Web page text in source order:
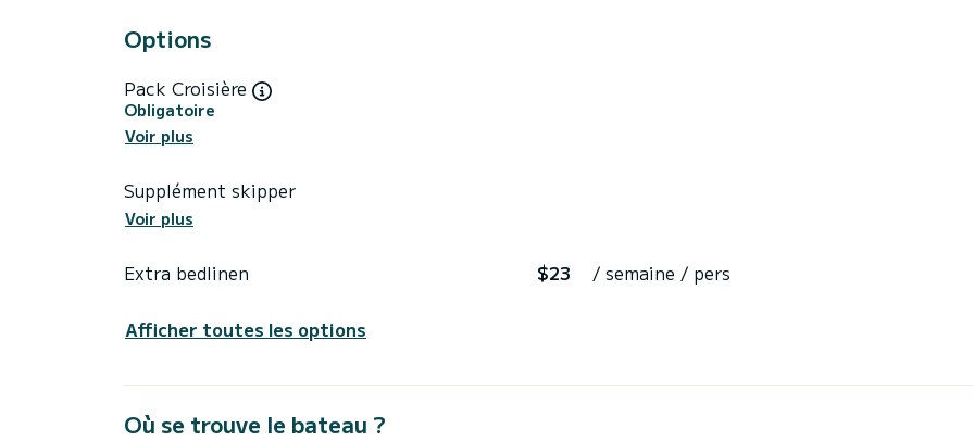
Options
Pack Croisière
Obligatoire
Voir plus
Supplément skipper
Voir plus
Extra bedlinen $23 / semaine / pers
Afficher toutes les options
Où se trouve le bateau ?